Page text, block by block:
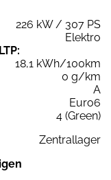
226 kW / 307 PS
Elektro
18,1 kWh/100km
0 g/km
A
Euro6
4 (Green)
Zentrallager